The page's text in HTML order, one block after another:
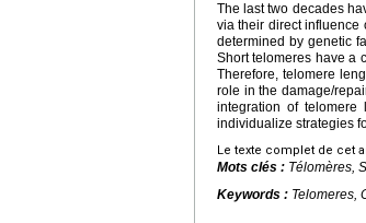
The last two decades
via their direct influence
determined by genetic
Short telomeres have a
Therefore, telomere
role in the damage/
integration of
individualize strategies
Le texte complet de cet
Mots clés : Télomères,
Keywords : Telomeres,